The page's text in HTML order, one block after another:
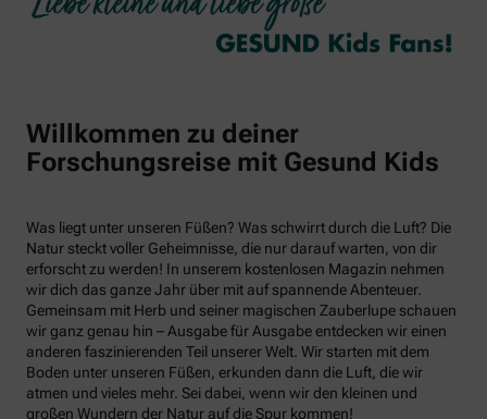
Willkommen zu deiner
Forschungsreise mit Gesund Kids
Was liegt unter unseren Füßen? Was schwirrt durch die Luft? Die
Natur steckt voller Geheimnisse, die nur darauf warten, von dir
erforscht zu werden! In unserem kostenlosen Magazin nehmen
wir dich das ganze Jahr über mit auf spannende Abenteuer.
Gemeinsam mit Herb und seiner magischen Zauberlupe schauen
wir ganz genau hin – Ausgabe für Ausgabe entdecken wir einen
anderen faszinierenden Teil unserer Welt. Wir starten mit dem
Boden unter unseren Füßen, erkunden dann die Luft, die wir
atmen und vieles mehr. Sei dabei, wenn wir den kleinen und
großen Wundern der Natur auf die Spur kommen!